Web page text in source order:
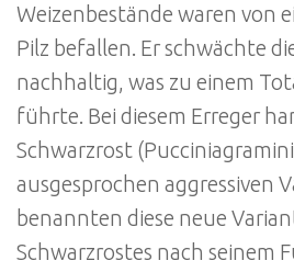
Weizenbestände waren von
Pilz befallen. Er schwächte
nachhaltig, was zu einem
führte. Bei diesem Erreger
Schwarzrost
ausgesprochen aggressiven
benannten diese neue
Schwarzrostes nach seinem